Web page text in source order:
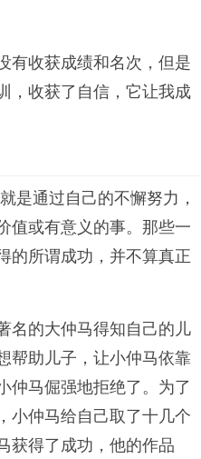
有收获成绩和名次，但是
，收获了自信，它让我成
是通过自己的不懈努力，
值或有意义的事。那些一
的所谓成功，并不算真正
名的大仲马得知自己的儿
帮助儿子，让小仲马依靠
仲马倔强地拒绝了。为了
小仲马给自己取了十几个
获得了成功，他的作品